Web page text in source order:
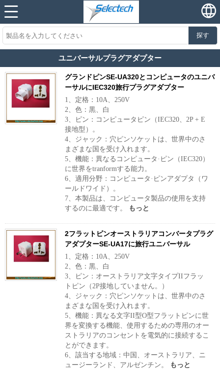
探す
ユニバーサルプラグアダプター
グランドピンSE-UA320とコンピュータのユニバ
ーサルにIEC320旅行プラグアダプター
1、定格：10A、250V
2、色：黒、白
3、ピン：コンピュータピン（IEC320、2P + E
接地型）。
4、ジャック：穴ピンソケットは、世界中のさ
まざまな国を受け入れます。
5、機能：異なるコンピュータ·ピン（IEC320）
に世界をtranformする能力。
6、適用分野：コンピュータ·ピンアダプタ（ワ
ールドワイド）。
7、本製品は、コンピュータ製品の使用を支持
するのに最適です。
もっと
2フラットピンオーストラリアコンバータプラグ
アダプターSE-UA17に旅行ユニバーサル
1、定格：10A、250V
2、色：黒、白
3、ピン：オーストラリア文字タイプIIフラッ
トピン（2P接地していません。）
4、ジャック：穴ピンソケットは、世界中のさ
まざまな国を受け入れます。
5、機能：異なる文字II型O型フラットピンに世
界を変換する機能、使用するための専用のオー
ストラリアのコンセントを電気的に接続するこ
とができます。
6、該当する地域：中国、オーストラリア、ニ
ュージーランド、アルゼンチン。
もっと